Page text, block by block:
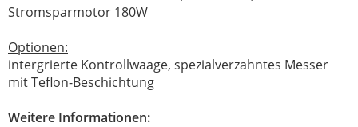
Stromsparmotor 180W
Optionen:
intergrierte Kontrollwaage, spezialverzahntes Messer
mit Teflon-Beschichtung
Weitere Informationen: